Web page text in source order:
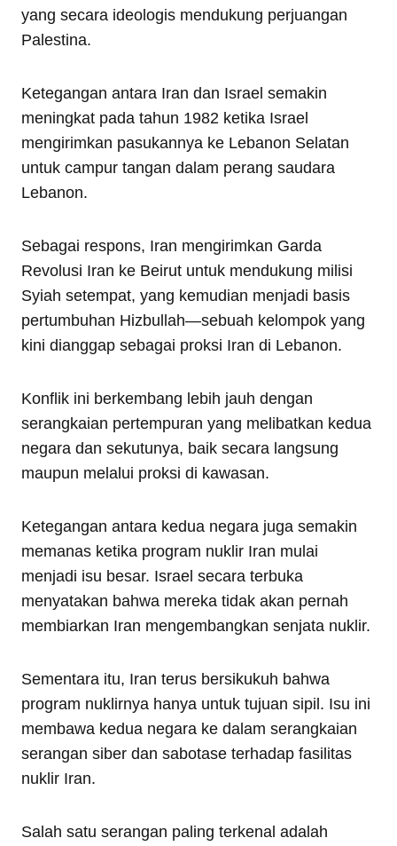
yang secara ideologis mendukung perjuangan
Palestina.
Ketegangan antara Iran dan Israel semakin
meningkat pada tahun 1982 ketika Israel
mengirimkan pasukannya ke Lebanon Selatan
untuk campur tangan dalam perang saudara
Lebanon.
Sebagai respons, Iran mengirimkan Garda
Revolusi Iran ke Beirut untuk mendukung milisi
Syiah setempat, yang kemudian menjadi basis
pertumbuhan Hizbullah—sebuah kelompok yang
kini dianggap sebagai proksi Iran di Lebanon.
Konflik ini berkembang lebih jauh dengan
serangkaian pertempuran yang melibatkan kedua
negara dan sekutunya, baik secara langsung
maupun melalui proksi di kawasan.
Ketegangan antara kedua negara juga semakin
memanas ketika program nuklir Iran mulai
menjadi isu besar. Israel secara terbuka
menyatakan bahwa mereka tidak akan pernah
membiarkan Iran mengembangkan senjata nuklir.
Sementara itu, Iran terus bersikukuh bahwa
program nuklirnya hanya untuk tujuan sipil. Isu ini
membawa kedua negara ke dalam serangkaian
serangan siber dan sabotase terhadap fasilitas
nuklir Iran.
Salah satu serangan paling terkenal adalah